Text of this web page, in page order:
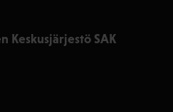
Keskusjärjestö SAK